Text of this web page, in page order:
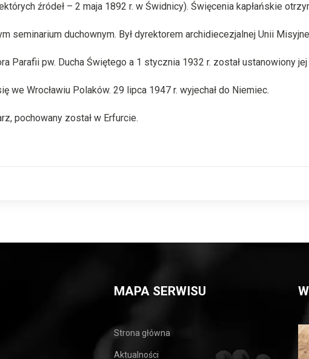
źródeł – 2 maja 1892 r. w Świdnicy). Święcenia kapłańskie
seminarium duchownym. Był dyrektorem archidiecezjalnej Unii
Parafii pw. Ducha Świętego a 1 stycznia 1932 r. został ustanowiony
we Wrocławiu Polaków. 29 lipca 1947 r. wyjechał do Niemiec.
pochowany został w Erfurcie.
MAPA SERWISU
Strona główna
Aktualności